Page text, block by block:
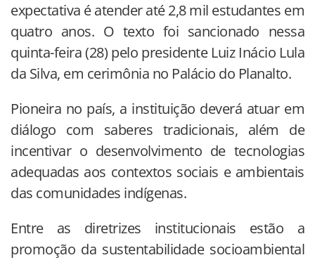
expectativa é atender até 2,8 mil estudantes em
quatro anos. O texto foi sancionado nessa
quinta-feira (28) pelo presidente Luiz Inácio Lula
da Silva, em cerimônia no Palácio do Planalto.
Pioneira no país, a instituição deverá atuar em
diálogo com saberes tradicionais, além de
incentivar o desenvolvimento de tecnologias
adequadas aos contextos sociais e ambientais
das comunidades indígenas.
Entre as diretrizes institucionais estão a
promoção da sustentabilidade socioambiental